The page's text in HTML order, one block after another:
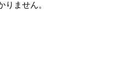
りません。